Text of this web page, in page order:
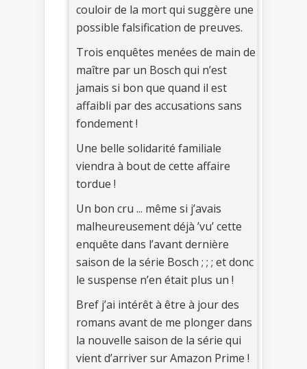
couloir de la mort qui suggère une
possible falsification de preuves.
Trois enquêtes menées de main de
maître par un Bosch qui n’est
jamais si bon que quand il est
affaibli par des accusations sans
fondement !
Une belle solidarité familiale
viendra à bout de cette affaire
tordue !
Un bon cru ... même si j’avais
malheureusement déjà ’vu’ cette
enquête dans l’avant dernière
saison de la série Bosch ; ; ; et donc
le suspense n’en était plus un !
Bref j’ai intérêt à être à jour des
romans avant de me plonger dans
la nouvelle saison de la série qui
vient d’arriver sur Amazon Prime !